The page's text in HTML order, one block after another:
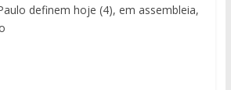
definem hoje (4), em assembleia,